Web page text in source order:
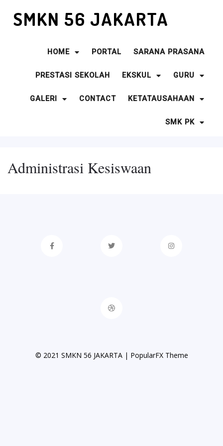
SMKN 56 JAKARTA
HOME PORTAL SARANA PRASANA
PRESTASI SEKOLAH EKSKUL GURU
GALERI CONTACT KETATAUSAHAAN
SMK PK
Administrasi Kesiswaan
© 2021 SMKN 56 JAKARTA | PopularFX Theme